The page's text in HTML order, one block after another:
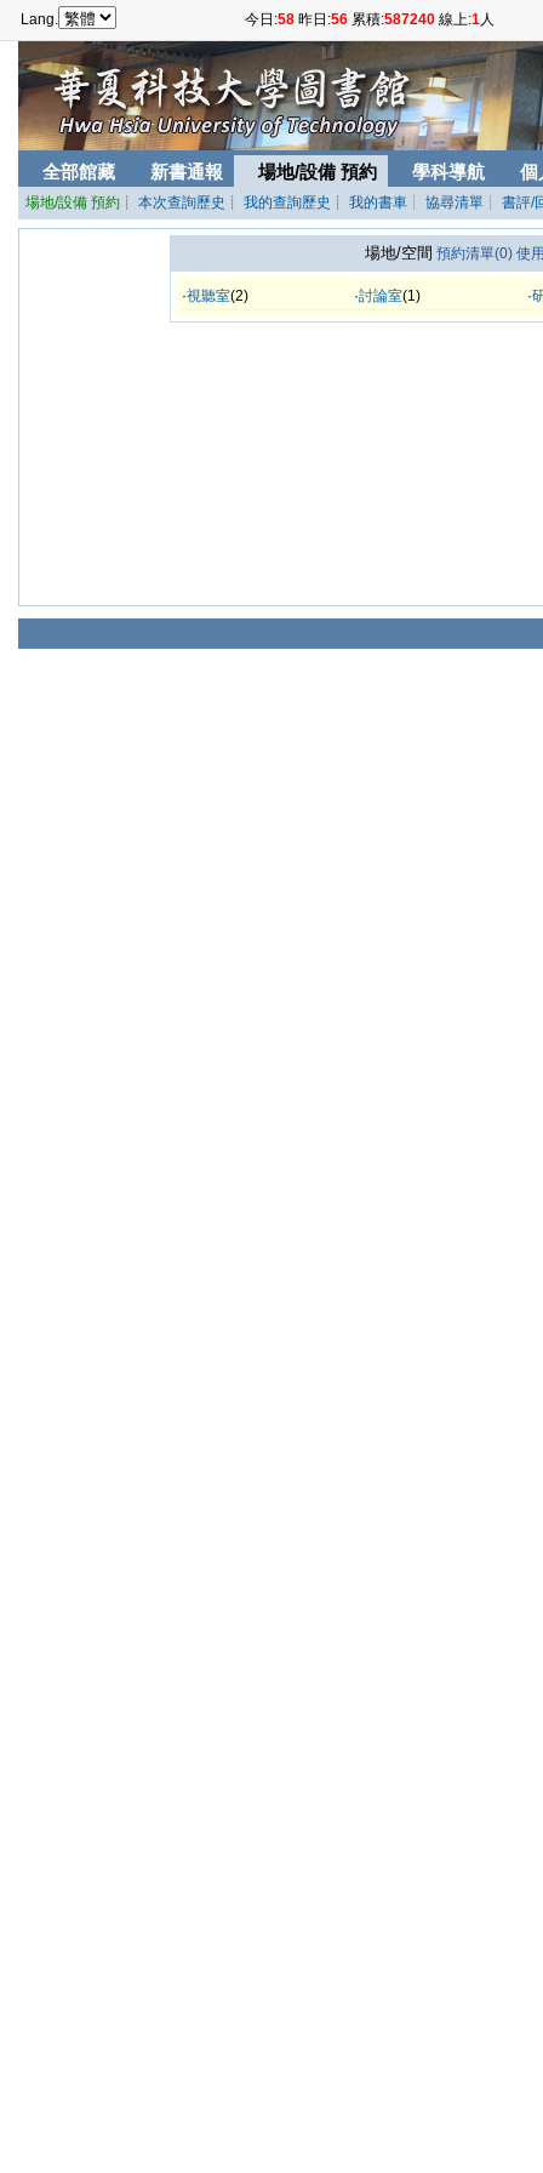
Lang. 今日:58昨日:56累積:587240線上:1人
全部館藏 新書通報 場地/設備 預約 學科導航 個
場地/設備 預約 ┊ 本次查詢歷史 ┊ 我的查詢歷史 ┊ 我的書車 ┊ 協尋清單 ┊ 書評/
場地/空間 預約清單(0) 使
·視聽室(2) ·討論室(1) ·